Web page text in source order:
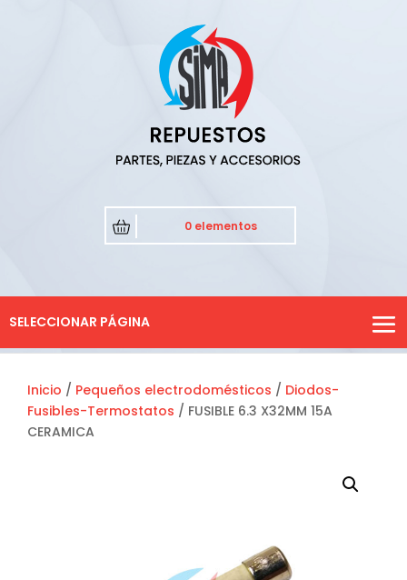
0 elementos
SELECCIONAR PÁGINA
Inicio / Pequeños electrodomésticos / Diodos-
Fusibles-Termostatos / FUSIBLE 6.3 X32MM 15A
CERAMICA